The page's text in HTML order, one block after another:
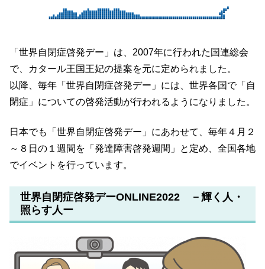
「世界自閉症啓発デー」は、2007年に行われた国連総会
で、カタール王国王妃の提案を元に定められました。
以降、毎年「世界自閉症啓発デー」には、世界各国で「自
閉症」についての啓発活動が行われるようになりました。
日本でも「世界自閉症啓発デー」にあわせて、 毎年４月２
～８日の１週間を「発達障害啓発週間」と定め、全国各地
でイベントを行っています。
世界自閉症啓発デーONLINE2022 －輝く人・
照らす人ー